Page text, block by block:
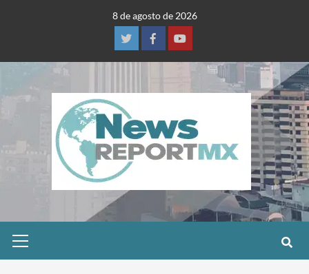
8 de agosto de 2026
TwitterFacebookYoutube
Menu